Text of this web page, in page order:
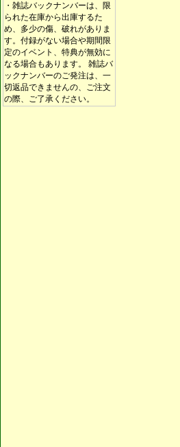
・雑誌バックナンバーは、限
られた在庫から出庫するた
め、多少の傷、破れがありま
す。付録がない場合や期間限
定のイベント、特典が無効に
なる場合もあります。 雑誌バ
ックナンバーのご発注は、一
切返品できませんの、ご注文
の際、ご了承ください。